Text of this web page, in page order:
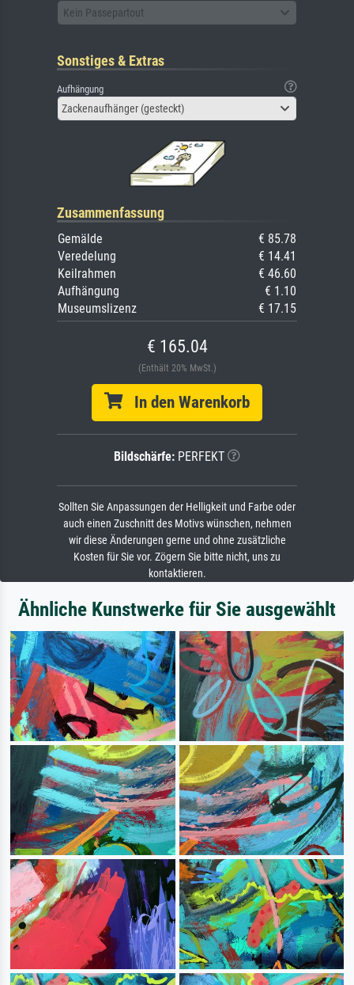
Kein Passepartout
Sonstiges & Extras
Aufhängung
Zackenaufhänger (gesteckt)
Zusammenfassung
Gemälde
€ 85.78
Veredelung
€ 14.41
Keilrahmen
€ 46.60
Aufhängung
€ 1.10
Museumslizenz
€ 17.15
€ 165.04
(Enthält 20% MwSt.)
In den Warenkorb
Bildschärfe: PERFEKT
Sollten Sie Anpassungen der Helligkeit und Farbe oder
auch einen Zuschnitt des Motivs wünschen, nehmen
wir diese Änderungen gerne und ohne zusätzliche
Kosten für Sie vor. Zögern Sie bitte nicht, uns zu
kontaktieren.
Ähnliche Kunstwerke für Sie ausgewählt